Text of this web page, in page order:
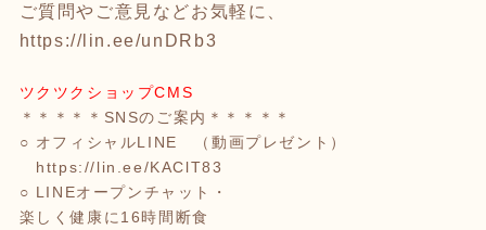
ご質問やご意見などお気軽に、
https://lin.ee/unDRb3
ツクツクショップCMS
＊＊＊＊＊SNSのご案内＊＊＊＊＊
○ オフィシャルLINE （動画プレゼント）
https://lin.ee/KAClT83
○ LINEオープンチャット・
楽しく健康に16時間断食